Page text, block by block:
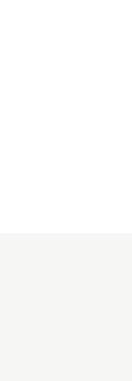
LECHA SOLER
Y